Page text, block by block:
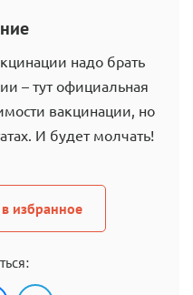
надо брать
– тут официальная
вакцинации, но
И будет молчать!
избранное